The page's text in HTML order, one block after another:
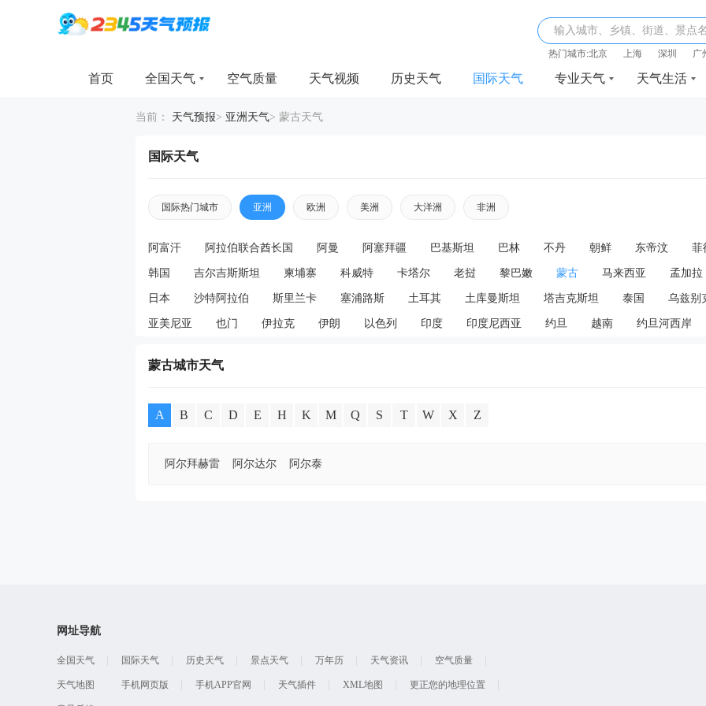
输入城市、乡镇、街道、景点
热门城市:北京 上海 深圳 广
首页 全国天气 空气质量 天气视频 历史天气 国际天气 专业天气 天气生活
当前： 天气预报> 亚洲天气> 蒙古天气
国际天气
国际热门城市 亚洲 欧洲 美洲 大洋洲 非洲
阿富汗 阿拉伯联合酋长国 阿曼 阿塞拜疆 巴基斯坦 巴林 不丹 朝鲜 东帝汶 菲
韩国 吉尔吉斯斯坦 柬埔寨 科威特 卡塔尔 老挝 黎巴嫩 蒙古 马来西亚 孟加拉
日本 沙特阿拉伯 斯里兰卡 塞浦路斯 土耳其 土库曼斯坦 塔吉克斯坦 泰国 乌兹别
亚美尼亚 也门 伊拉克 伊朗 以色列 印度 印度尼西亚 约旦 越南 约旦河西岸
蒙古城市天气
A B C D E H K M Q S T W X Z
阿尔拜赫雷 阿尔达尔 阿尔泰
网址导航
全国天气 国际天气 历史天气 景点天气 万年历 天气资讯 空气质量
天气地图 手机网页版 手机APP官网 天气插件 XML地图 更正您的地理位置